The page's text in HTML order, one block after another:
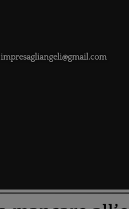
impresagliangeli@gmail.com